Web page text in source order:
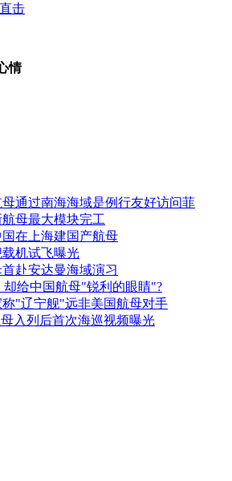
臣坐火车“逃票”
尔西力克热刺赢伦敦德比
咬伤多人 警民合力深夜将其击毙
殴打老人 痛下狠手拳打脚踢
安全 医生回应
击
情
通过南海海域是例行友好访问菲
母最大模块完工
在上海建国产航母
机试飞曝光
赴安达曼海域演习
给中国航母"锐利的眼睛"?
称"辽宁舰"远非美国航母对手
入列后首次海巡视频曝光